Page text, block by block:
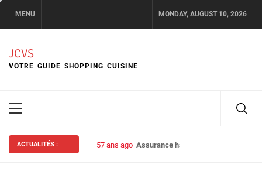
content
MENU MONDAY, AUGUST 10, 2026
JCVS
VOTRE GUIDE SHOPPING CUISINE
Primary
ACTUALITÉS : 57 ans ago Assurance habitation : bien choisir